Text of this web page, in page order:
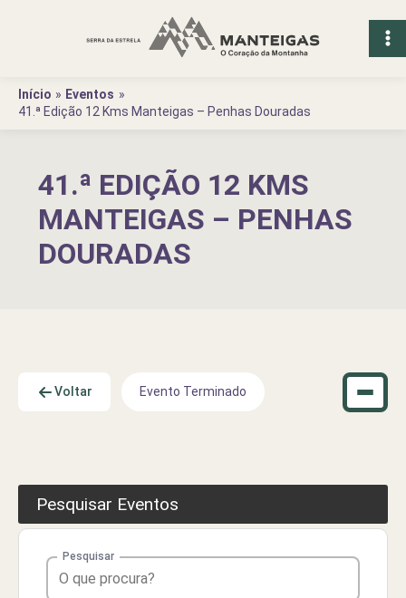
Início
Eventos
41.ª Edição 12 Kms Manteigas – Penhas Douradas
41.ª EDIÇÃO 12 KMS
MANTEIGAS – PENHAS
DOURADAS
Voltar Evento Terminado
Pesquisar Eventos
Pesquisar eventos
Pesquisar